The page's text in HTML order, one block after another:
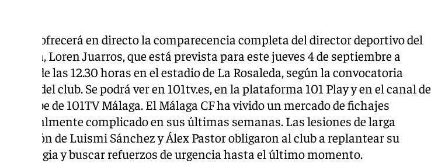
101TV ofrecerá en directo la comparecencia completa del director deportivo del
Málaga, Loren Juarros, que está prevista para este jueves 4 de septiembre a
partir de las 12.30 horas en el estadio de La Rosaleda, según la convocatoria
oficial del club. Se podrá ver en 101tv.es, en la plataforma 101 Play y en el canal de
Youtube de 101TV Málaga. El Málaga CF ha vivido un mercado de fichajes
especialmente complicado en sus últimas semanas. Las lesiones de larga
duración de Luismi Sánchez y Álex Pastor obligaron al club a replantear su
estrategia y buscar refuerzos de urgencia hasta el último momento.